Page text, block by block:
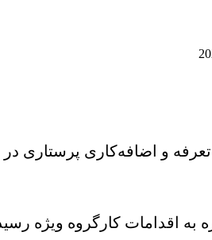
و اضافه‌کاری پرستاری در
اقدامات کارگروه ویژه